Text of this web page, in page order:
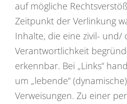
auf mögliche
Zeitpunkt der Verlinkung
Inhalte, die eine zivil- und/
Verantwortlichkeit
erkennbar. Bei „Links“
um „lebende“
Verweisungen. Zu einer